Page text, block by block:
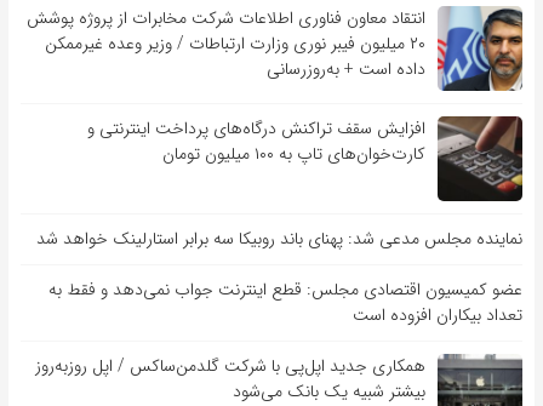
انتقاد معاون فناوری اطلاعات شرکت مخابرات از پروژه پوشش
۲۰ میلیون فیبر نوری وزارت ارتباطات / وزیر وعده غیرممکن
داده است + به‌روزرسانی
افزایش سقف تراکنش درگاه‌های پرداخت اینترنتی و
کارت‌خوان‌های تاپ به ۱۰۰ میلیون تومان
نماینده مجلس مدعی شد: پهنای باند روبیکا سه برابر استارلینک خواهد شد
عضو کمیسیون اقتصادی مجلس: قطع اینترنت جواب نمی‌دهد و فقط به
تعداد بیکاران افزوده است
همکاری جدید اپل‌پی با شرکت گلدمن‌ساکس / اپل روزبه‌روز
بیشتر شبیه یک بانک می‌شود